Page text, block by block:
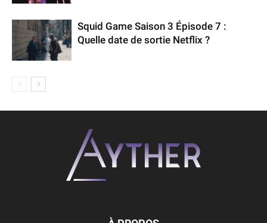
Squid Game Saison 3 Épisode 7 :
Quelle date de sortie Netflix ?